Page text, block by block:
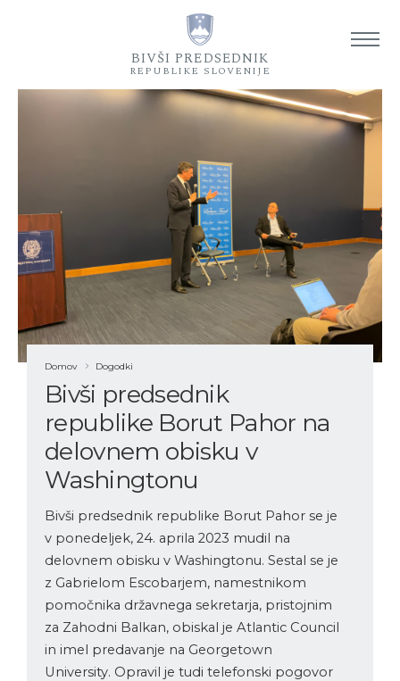
BIVŠI PREDSEDNIK
REPUBLIKE SLOVENIJE
Domov Dogodki
Bivši predsednik
republike Borut Pahor na
delovnem obisku v
Washingtonu
Bivši predsednik republike Borut Pahor se je
v ponedeljek, 24. aprila 2023 mudil na
delovnem obisku v Washingtonu. Sestal se je
z Gabrielom Escobarjem, namestnikom
pomočnika državnega sekretarja, pristojnim
za Zahodni Balkan, obiskal je Atlantic Council
in imel predavanje na Georgetown
University. Opravil je tudi telefonski pogovor